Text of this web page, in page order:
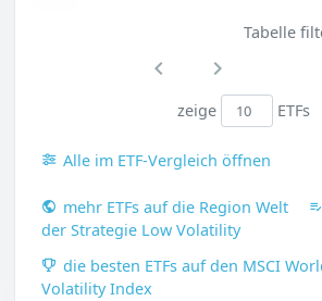
Tabelle
zeige ETFs
Alle im ETF-Vergleich öffnen
mehr ETFs auf die Region Welt
der Strategie Low Volatility
die besten ETFs auf den MSCI
Volatility Index